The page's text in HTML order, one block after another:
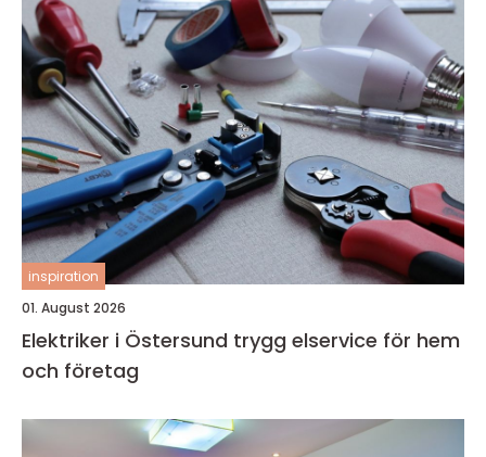
inspiration
01. August 2026
Elektriker i Östersund trygg elservice för hem
och företag